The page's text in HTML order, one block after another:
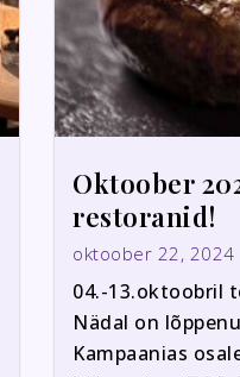
Oktoober
restoranid!
oktoober 22, 2024
04.-13.oktoobril
Nädal on
Kampaanias